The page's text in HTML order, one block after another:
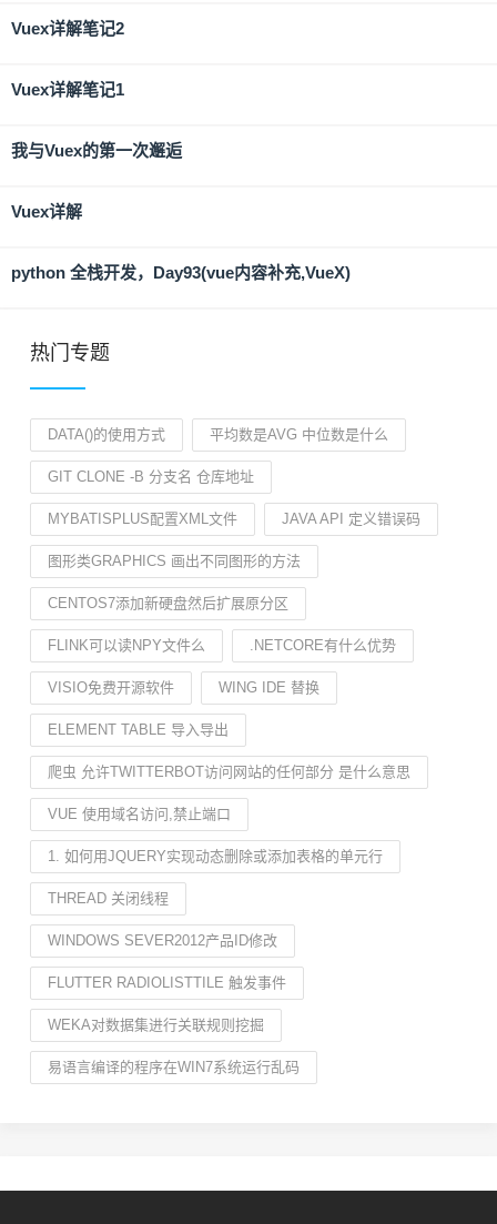
Vuex详解笔记2
Vuex详解笔记1
我与Vuex的第一次邂逅
Vuex详解
python 全栈开发，Day93(vue内容补充,VueX)
热门专题
DATA()的使用方式 平均数是AVG 中位数是什么
GIT CLONE -B 分支名 仓库地址
MYBATISPLUS配置XML文件 JAVA API 定义错误码
图形类GRAPHICS 画出不同图形的方法
CENTOS7添加新硬盘然后扩展原分区
FLINK可以读NPY文件么 .NETCORE有什么优势
VISIO免费开源软件 WING IDE 替换
ELEMENT TABLE 导入导出
爬虫 允许TWITTERBOT访问网站的任何部分 是什么意思
VUE 使用域名访问,禁止端口
1. 如何用JQUERY实现动态删除或添加表格的单元行
THREAD 关闭线程
WINDOWS SEVER2012产品ID修改
FLUTTER RADIOLISTTILE 触发事件
WEKA对数据集进行关联规则挖掘
易语言编译的程序在WIN7系统运行乱码